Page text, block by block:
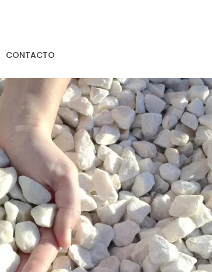
CONTACTO